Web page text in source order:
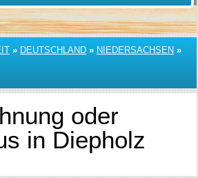
» DEUTSCHLAND » NIEDERSACHSEN »
oder
in Diepholz